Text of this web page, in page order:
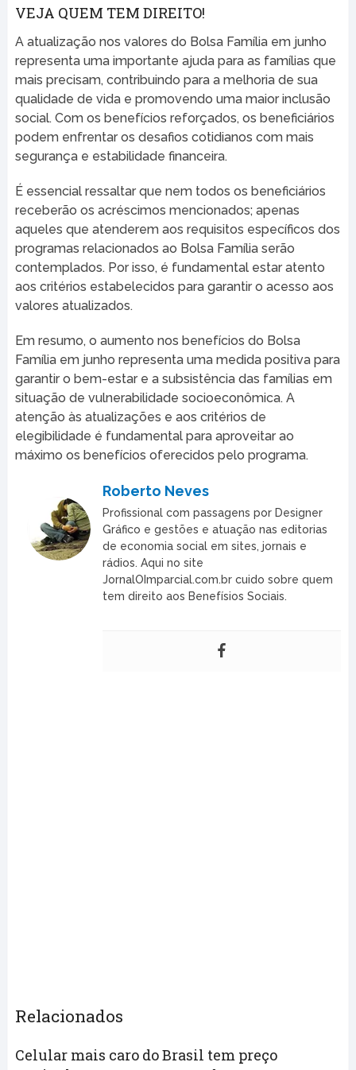
VEJA QUEM TEM DIREITO!
A atualização nos valores do Bolsa Família em junho
representa uma importante ajuda para as famílias que
mais precisam, contribuindo para a melhoria de sua
qualidade de vida e promovendo uma maior inclusão
social. Com os benefícios reforçados, os beneficiários
podem enfrentar os desafios cotidianos com mais
segurança e estabilidade financeira.
É essencial ressaltar que nem todos os beneficiários
receberão os acréscimos mencionados; apenas
aqueles que atenderem aos requisitos específicos dos
programas relacionados ao Bolsa Família serão
contemplados. Por isso, é fundamental estar atento
aos critérios estabelecidos para garantir o acesso aos
valores atualizados.
Em resumo, o aumento nos benefícios do Bolsa
Família em junho representa uma medida positiva para
garantir o bem-estar e a subsistência das famílias em
situação de vulnerabilidade socioeconômica. A
atenção às atualizações e aos critérios de
elegibilidade é fundamental para aproveitar ao
máximo os benefícios oferecidos pelo programa.
Roberto Neves
Profissional com passagens por Designer
Gráfico e gestões e atuação nas editorias
de economia social em sites, jornais e
rádios. Aqui no site
JornalOImparcial.com.br cuido sobre quem
tem direito aos Benefísios Sociais.
Relacionados
Celular mais caro do Brasil tem preço